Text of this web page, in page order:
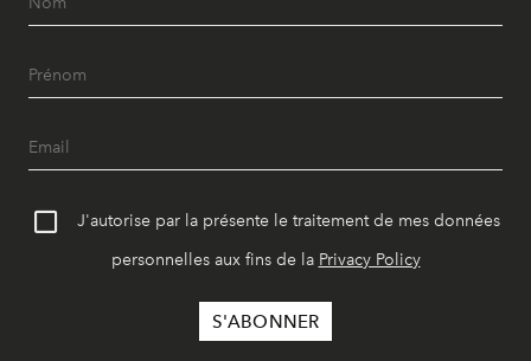
J'autorise par la présente le traitement de mes données
personnelles aux fins de la Privacy Policy